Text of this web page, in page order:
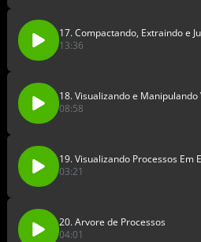
17. Compactando, Extraindo e
13:36
18. Visualizando e
08:58
19. Visualizando Processos Em
03:21
20. Arvore de Processos
04:01